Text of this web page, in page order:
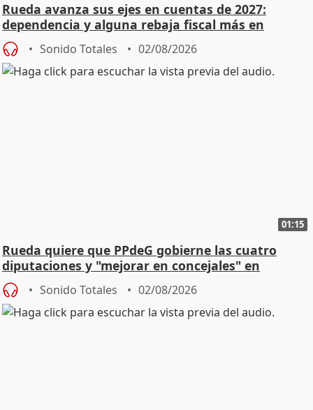
Rueda avanza sus ejes en cuentas de 2027:
dependencia y alguna rebaja fiscal más en
vivienda
Sonido Totales 02/08/2026
01:15
Rueda quiere que PPdeG gobierne las cuatro
diputaciones y "mejorar en concejales" en
ciudades
Sonido Totales 02/08/2026